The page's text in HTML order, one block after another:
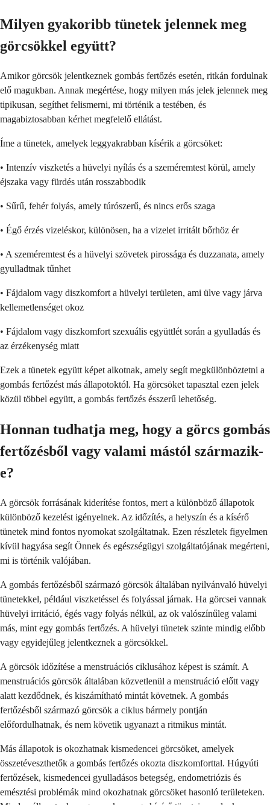
Milyen gyakoribb tünetek jelennek meg
görcsökkel együtt?
Amikor görcsök jelentkeznek gombás fertőzés esetén, ritkán fordulnak
elő magukban. Annak megértése, hogy milyen más jelek jelennek meg
tipikusan, segíthet felismerni, mi történik a testében, és
magabiztosabban kérhet megfelelő ellátást.
Íme a tünetek, amelyek leggyakrabban kísérik a görcsöket:
• Intenzív viszketés a hüvelyi nyílás és a szeméremtest körül, amely
éjszaka vagy fürdés után rosszabbodik
• Sűrű, fehér folyás, amely túrószerű, és nincs erős szaga
• Égő érzés vizeléskor, különösen, ha a vizelet irritált bőrhöz ér
• A szeméremtest és a hüvelyi szövetek pirossága és duzzanata, amely
gyulladtnak tűnhet
• Fájdalom vagy diszkomfort a hüvelyi területen, ami ülve vagy járva
kellemetlenséget okoz
• Fájdalom vagy diszkomfort szexuális együttlét során a gyulladás és
az érzékenység miatt
Ezek a tünetek együtt képet alkotnak, amely segít megkülönböztetni a
gombás fertőzést más állapotoktól. Ha görcsöket tapasztal ezen jelek
közül többel együtt, a gombás fertőzés ésszerű lehetőség.
Honnan tudhatja meg, hogy a görcs gombás
fertőzésből vagy valami mástól származik-
e?
A görcsök forrásának kiderítése fontos, mert a különböző állapotok
különböző kezelést igényelnek. Az időzítés, a helyszín és a kísérő
tünetek mind fontos nyomokat szolgáltatnak. Ezen részletek figyelmen
kívül hagyása segít Önnek és egészségügyi szolgáltatójának megérteni,
mi is történik valójában.
A gombás fertőzésből származó görcsök általában nyilvánvaló hüvelyi
tünetekkel, például viszketéssel és folyással járnak. Ha görcsei vannak
hüvelyi irritáció, égés vagy folyás nélkül, az ok valószínűleg valami
más, mint egy gombás fertőzés. A hüvelyi tünetek szinte mindig előbb
vagy egyidejűleg jelentkeznek a görcsökkel.
A görcsök időzítése a menstruációs ciklusához képest is számít. A
menstruációs görcsök általában közvetlenül a menstruáció előtt vagy
alatt kezdődnek, és kiszámítható mintát követnek. A gombás
fertőzésből származó görcsök a ciklus bármely pontján
előfordulhatnak, és nem követik ugyanazt a ritmikus mintát.
Más állapotok is okozhatnak kismedencei görcsöket, amelyek
összetéveszthetők a gombás fertőzés okozta diszkomforttal. Húgyúti
fertőzések, kismedencei gyulladásos betegség, endometriózis és
emésztési problémák mind okozhatnak görcsöket hasonló területeken.